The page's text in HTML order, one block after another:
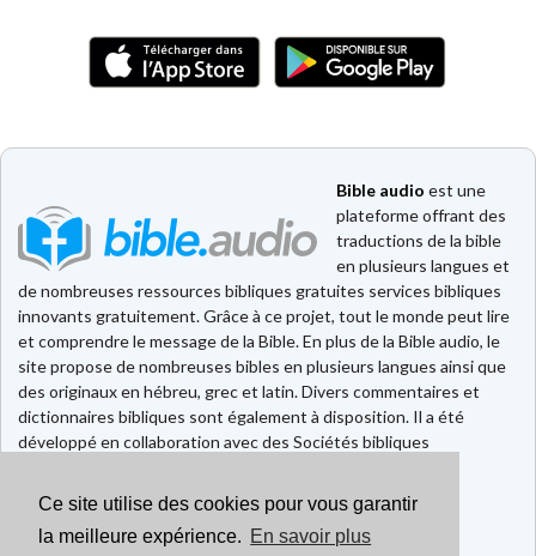
Ce site utilise des cookies pour vous garantir
la meilleure expérience. En savoir plus
Bible audio est une
plateforme offrant des
traductions de la bible
en plusieurs langues et
de nombreuses ressources bibliques gratuites services bibliques
innovants gratuitement. Grâce à ce projet, tout le monde peut lire
et comprendre le message de la Bible. En plus de la Bible audio, le
site propose de nombreuses bibles en plusieurs langues ainsi que
des originaux en hébreu, grec et latin. Divers commentaires et
dictionnaires bibliques sont également à disposition. Il a été
développé en collaboration avec des Sociétés bibliques
Faire un don
Contact